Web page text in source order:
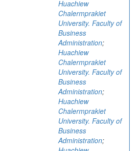
Huachiew
Chalermprakiet
University. Faculty of
Business
Administration;
Huachiew
Chalermprakiet
University. Faculty of
Business
Administration;
Huachiew
Chalermprakiet
University. Faculty of
Business
Administration;